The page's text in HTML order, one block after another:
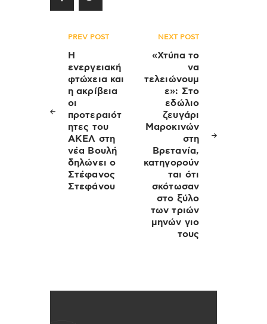
Πλοήγηση
άρθρων
PREV POST
Η
ενεργειακή
φτώχεια και
η ακρίβεια
οι
προτεραιότ
ητες του
ΑΚΕΛ στη
νέα Βουλή
δηλώνει ο
Στέφανος
Στεφάνου
NEXT POST
«Χτύπα το
να
τελειώνουμ
ε»: Στο
εδώλιο
ζευγάρι
Μαροκινών
στη
Βρετανία,
κατηγορούν
ται ότι
σκότωσαν
στο ξύλο
των τριών
μηνών γιο
τους